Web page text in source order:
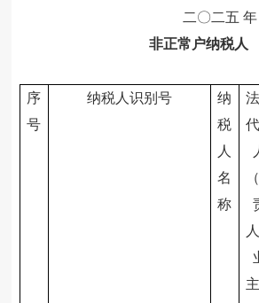
二〇二五 年
非正常户纳税人
序
号
纳税人识别号
纳
税
人
名
称